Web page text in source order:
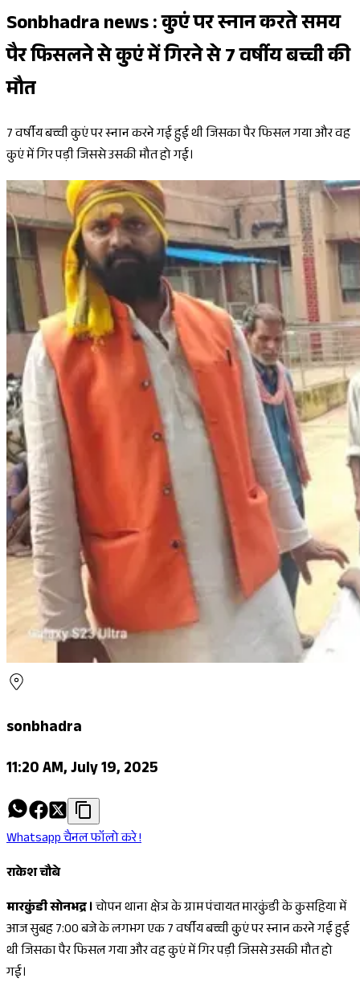
Sonbhadra news : कुएं पर स्नान करते समय
पैर फिसलने से कुएं में गिरने से 7 वर्षीय बच्ची की
मौत
7 वर्षीय बच्ची कुएं पर स्नान करने गई हुई थी जिसका पैर फिसल गया और वह
कुएं में गिर पड़ी जिससे उसकी मौत हो गई।
sonbhadra
11:20 AM, July 19, 2025
Whatsapp चैनल फॉलो करे !
राकेश चौबे
मारकुंडी सोनभद्र ।चोपन थाना क्षेत्र के ग्राम पंचायत मारकुंडी के कुसहिया में
आज सुबह 7:00 बजे के लगभग एक 7 वर्षीय बच्ची कुएं पर स्नान करने गई हुई
थी जिसका पैर फिसल गया और वह कुएं में गिर पड़ी जिससे उसकी मौत हो
गई।